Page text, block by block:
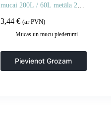
mucai 200L / 60L metāla 2
3,44 € (ar PVN)
Mucas un mucu piederumi
Pievienot Grozam